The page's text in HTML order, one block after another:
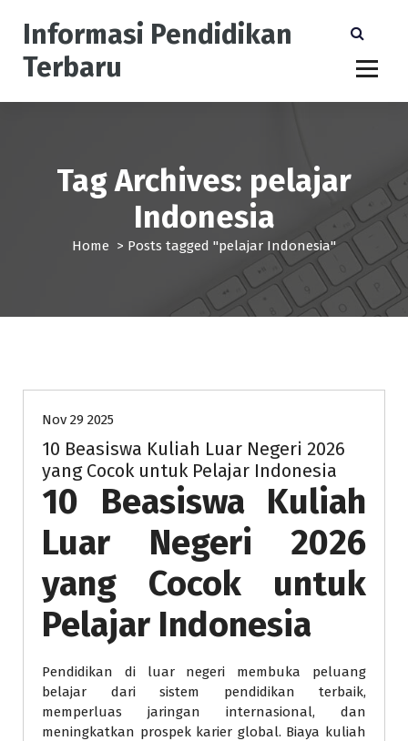
Informasi Pendidikan
Terbaru
Tag Archives: pelajar
Indonesia
Home > Posts tagged "pelajar Indonesia"
Nov 29 2025
10 Beasiswa Kuliah Luar Negeri 2026
yang Cocok untuk Pelajar Indonesia
10 Beasiswa Kuliah
Luar Negeri 2026
yang Cocok untuk
Pelajar Indonesia
Pendidikan di luar negeri membuka peluang
belajar dari sistem pendidikan terbaik,
memperluas jaringan internasional, dan
meningkatkan prospek karier global. Biaya kuliah